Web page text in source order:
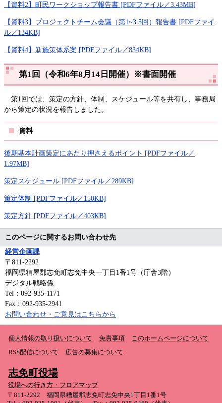
【資料2】町民ワークショップ報告書 [PDFファイル／3.43MB]
【資料3】プロジェクトチーム会議（第1~3.5回）報告書 [PDFファイ
ル／134KB]
【資料4】新施策体系案 [PDFファイル／834KB]
第1回（令和6年8月14日開催）※書面開催
第1回では、策定の方針、体制、スケジュール等を共有し、事務局
から策定の状況を報告しました。
資料
後期基本計画策定にあたり押さえるポイント [PDFファイル／
1.97MB]
策定スケジュール [PDFファイル／289KB]
策定体制 [PDFファイル／150KB]
策定方針 [PDFファイル／403KB]
このページに関するお問い合わせ先
経営企画課
〒811-2292
福岡県糟屋郡志免町志免中央一丁目1番1号（庁舎3階）
デジタル戦略係
Tel：092-935-1171
Fax：092-935-2941
お問い合わせ・ご意見はこちらから
個人情報の取り扱いについて 免責事項
このホームページについて
RSS配信について
広告の募集について
志免町役場
役場への行き方・フロアマップ
〒811-2292 福岡県糟屋郡志免町志免中央1丁目1番1号